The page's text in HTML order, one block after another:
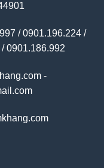
/ 0901.196.224 /
0901.186.992
-